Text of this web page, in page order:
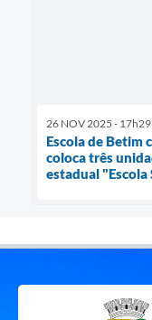
26 NOV 2025 - 17h29
Escola de Betim
coloca três
estadual